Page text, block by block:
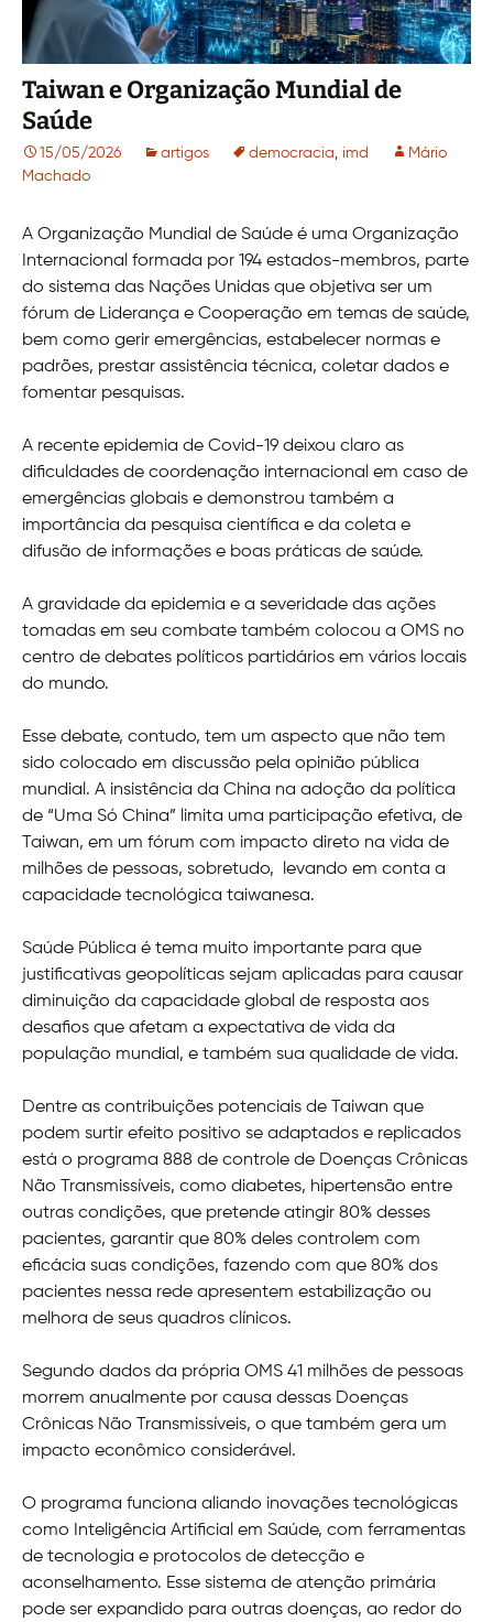
Taiwan e Organização Mundial de
Saúde
15/05/2026 artigos democracia imd
Mário
Machado
A Organização Mundial de Saúde é uma Organização
Internacional formada por 194 estados-membros, parte
do sistema das Nações Unidas que objetiva ser um
fórum de Liderança e Cooperação em temas de saúde,
bem como gerir emergências, estabelecer normas e
padrões, prestar assistência técnica, coletar dados e
fomentar pesquisas.
A recente epidemia de Covid-19 deixou claro as
dificuldades de coordenação internacional em caso de
emergências globais e demonstrou também a
importância da pesquisa científica e da coleta e
difusão de informações e boas práticas de saúde.
A gravidade da epidemia e a severidade das ações
tomadas em seu combate também colocou a OMS no
centro de debates políticos partidários em vários locais
do mundo.
Esse debate, contudo, tem um aspecto que não tem
sido colocado em discussão pela opinião pública
mundial. A insistência da China na adoção da política
de “Uma Só China” limita uma participação efetiva, de
Taiwan, em um fórum com impacto direto na vida de
milhões de pessoas, sobretudo, levando em conta a
capacidade tecnológica taiwanesa.
Saúde Pública é tema muito importante para que
justificativas geopolíticas sejam aplicadas para causar
diminuição da capacidade global de resposta aos
desafios que afetam a expectativa de vida da
população mundial, e também sua qualidade de vida.
Dentre as contribuições potenciais de Taiwan que
podem surtir efeito positivo se adaptados e replicados
está o programa 888 de controle de Doenças Crônicas
Não Transmissíveis, como diabetes, hipertensão entre
outras condições, que pretende atingir 80% desses
pacientes, garantir que 80% deles controlem com
eficácia suas condições, fazendo com que 80% dos
pacientes nessa rede apresentem estabilização ou
melhora de seus quadros clínicos.
Segundo dados da própria OMS 41 milhões de pessoas
morrem anualmente por causa dessas Doenças
Crônicas Não Transmissíveis, o que também gera um
impacto econômico considerável.
O programa funciona aliando inovações tecnológicas
como Inteligência Artificial em Saúde, com ferramentas
de tecnologia e protocolos de detecção e
aconselhamento. Esse sistema de atenção primária
pode ser expandido para outras doenças, ao redor do